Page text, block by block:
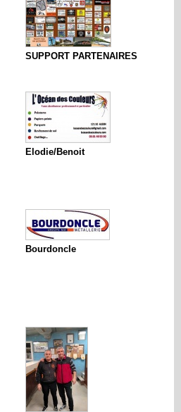
SUPPORT PARTENAIRES
Elodie/Benoit
Bourdoncle